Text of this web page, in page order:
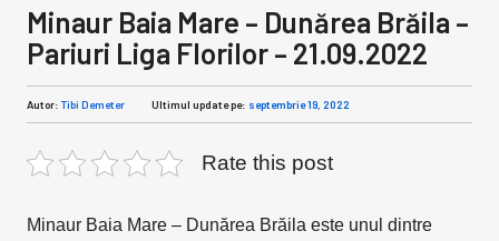
Minaur Baia Mare – Dunărea Brăila –
Pariuri Liga Florilor – 21.09.2022
Autor: Tibi Demeter Ultimul update pe: septembrie 19, 2022
Rate this post
Minaur Baia Mare – Dunărea Brăila este unul dintre